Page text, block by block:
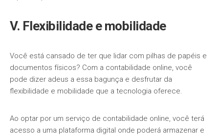
V. Flexibilidade e mobilidade
Você está cansado de ter que lidar com pilhas de papéis e
documentos físicos? Com a contabilidade online, você
pode dizer adeus a essa bagunça e desfrutar da
flexibilidade e mobilidade que a tecnologia oferece.
Ao optar por um serviço de contabilidade online, você terá
acesso a uma plataforma digital onde poderá armazenar e